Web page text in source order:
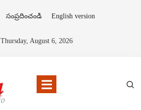
సంప్రదించండి English version
Thursday, August 6, 2026